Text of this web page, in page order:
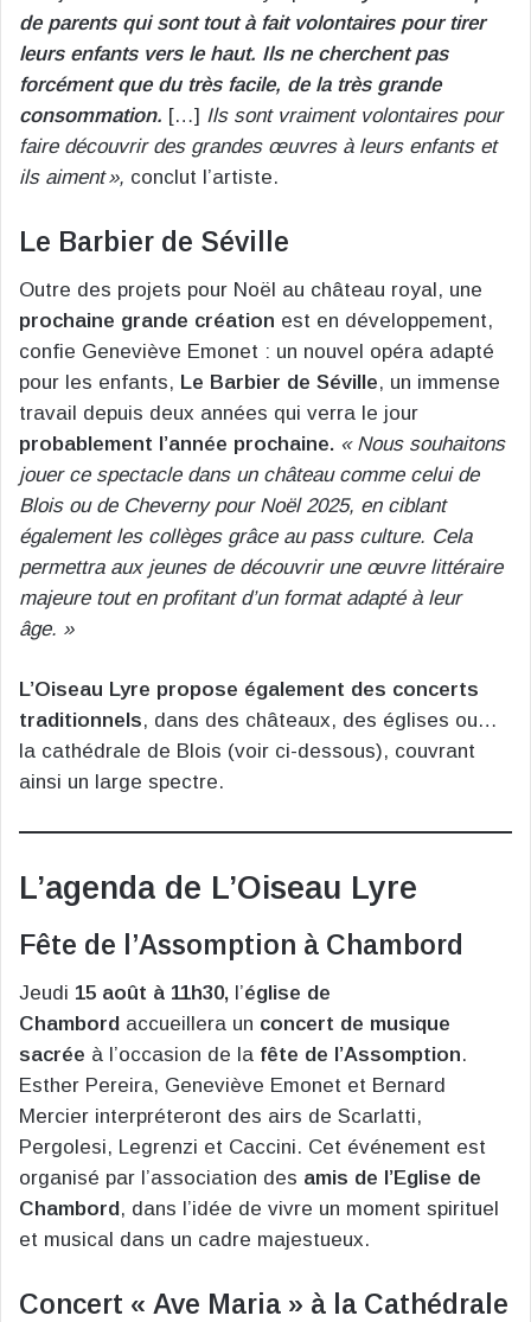
de parents qui sont tout à fait volontaires pour tirer
leurs enfants vers le haut. Ils ne cherchent pas
forcément que du très facile, de la très grande
consommation. […] Ils sont vraiment volontaires pour
faire découvrir des grandes œuvres à leurs enfants et
ils aiment », conclut l’artiste.
Le Barbier de Séville
Outre des projets pour Noël au château royal, une
prochaine grande création est en développement,
confie Geneviève Emonet : un nouvel opéra adapté
pour les enfants, Le Barbier de Séville, un immense
travail depuis deux années qui verra le jour
probablement l’année prochaine. « Nous souhaitons
jouer ce spectacle dans un château comme celui de
Blois ou de Cheverny pour Noël 2025, en ciblant
également les collèges grâce au pass culture. Cela
permettra aux jeunes de découvrir une œuvre littéraire
majeure tout en profitant d’un format adapté à leur
âge. »
L’Oiseau Lyre propose également des concerts
traditionnels, dans des châteaux, des églises ou…
la cathédrale de Blois (voir ci-dessous), couvrant
ainsi un large spectre.
L’agenda de L’Oiseau Lyre
Fête de l’Assomption à Chambord
Jeudi 15 août à 11h30, l’église de
Chambord accueillera un concert de musique
sacrée à l’occasion de la fête de l’Assomption.
Esther Pereira, Geneviève Emonet et Bernard
Mercier interpréteront des airs de Scarlatti,
Pergolesi, Legrenzi et Caccini. Cet événement est
organisé par l’association des amis de l’Eglise de
Chambord, dans l’idée de vivre un moment spirituel
et musical dans un cadre majestueux.
Concert « Ave Maria » à la Cathédrale